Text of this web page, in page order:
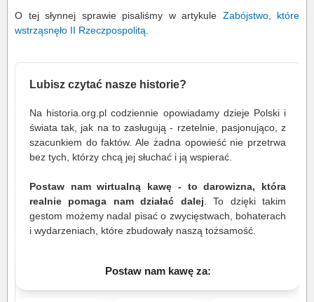
O tej słynnej sprawie pisaliśmy w artykule Zabójstwo, które
wstrząsnęło II Rzeczpospolitą
Lubisz czytać nasze historie?
Na historia.org.pl codziennie opowiadamy dzieje Polski i
świata tak, jak na to zasługują - rzetelnie, pasjonująco, z
szacunkiem do faktów. Ale żadna opowieść nie przetrwa
bez tych, którzy chcą jej słuchać i ją wspierać.
Postaw nam wirtualną kawę - to darowizna, która
realnie pomaga nam działać dalej . To dzięki takim
gestom możemy nadal pisać o zwycięstwach, bohaterach
i wydarzeniach, które zbudowały naszą tożsamość.
Postaw nam kawę za: